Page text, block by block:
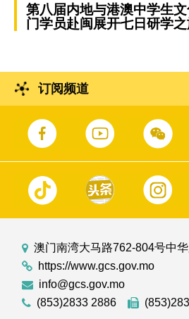
第八届内地与港澳中学生
门学员赴闽展开七日研学
订阅频道
澳门南湾大马路762-804号中
https://www.gcs.gov.mo
info@gcs.gov.mo
(853)2833 2886